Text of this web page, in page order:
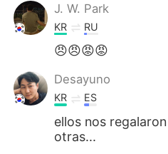
J. W. Park
KR RU
😠😠😡😡
Desayuno
KR ES
ellos nos
otras...